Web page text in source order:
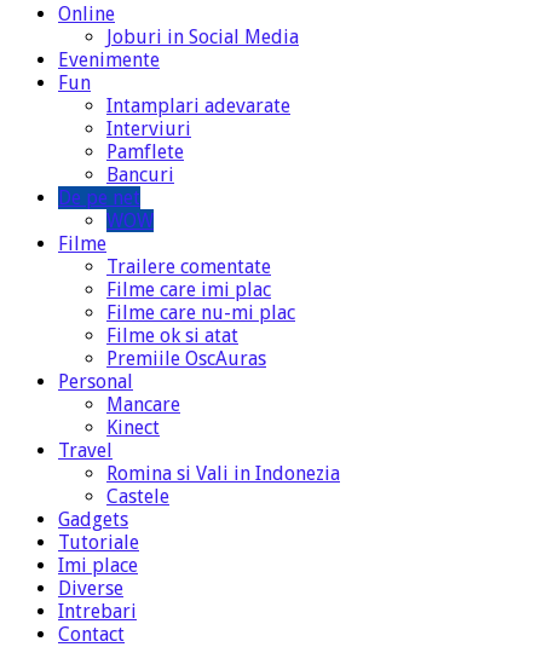
Online
Joburi in Social Media
Evenimente
Fun
Intamplari adevarate
Interviuri
Pamflete
Bancuri
De pe net
WOW
Filme
Trailere comentate
Filme care imi plac
Filme care nu-mi plac
Filme ok si atat
Premiile OscAuras
Personal
Mancare
Kinect
Travel
Romina si Vali in Indonezia
Castele
Gadgets
Tutoriale
Imi place
Diverse
Intrebari
Contact